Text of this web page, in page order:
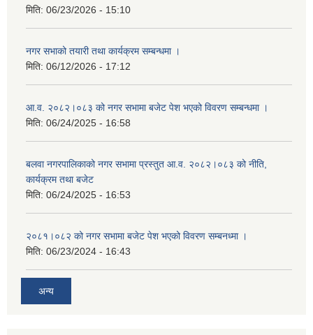
मिति: 06/23/2026 - 15:10
नगर सभाको तयारी तथा कार्यक्रम सम्बन्धमा ।
मिति: 06/12/2026 - 17:12
आ.व. २०८२।०८३ को नगर सभामा बजेट पेश भएको विवरण सम्बन्धमा ।
मिति: 06/24/2025 - 16:58
बलवा नगरपालिकाको नगर सभामा प्रस्तुत आ.व. २०८२।०८३ को नीति,
कार्यक्रम तथा बजेट
मिति: 06/24/2025 - 16:53
२०८१।०८२ को नगर सभामा बजेट पेश भएको विवरण सम्बनध्मा ।
मिति: 06/23/2024 - 16:43
अन्य